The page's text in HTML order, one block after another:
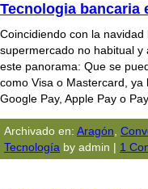
Tecnologia bancaria
Coincidiendo con la
supermercado no habitual
este panorama: Que se
como Visa o Mastercard,
Google Pay, Apple Pay o
Archivado en: Aragón
Tecnologí­a by admin | 1